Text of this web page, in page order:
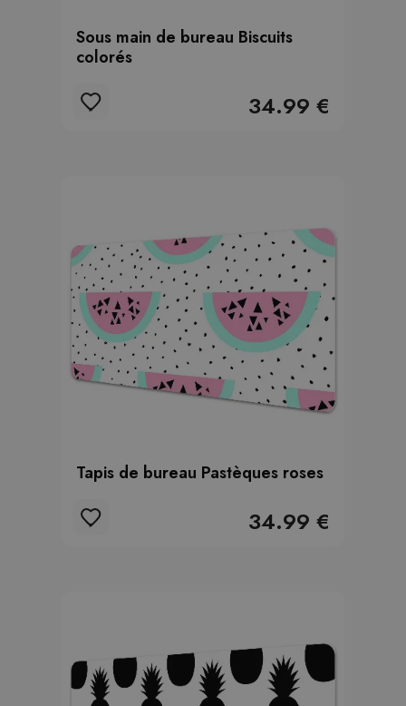
Sous main de bureau Biscuits
colorés
34.99 €
Tapis de bureau Pastèques roses
34.99 €